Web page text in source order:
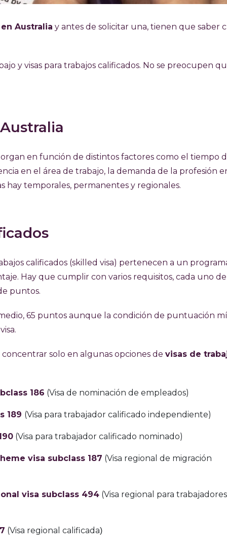
Australia y antes de solicitar una, tienen que saber
y visas para trabajos calificados. No se preocupen
en función de distintos factores como el tiempo
en el área de trabajo, la demanda de la profesión
hay temporales, permanentes y regionales.
calificados (skilled visa) pertenecen a un
Hay que cumplir con varios requisitos, cada uno
puntos.
65 puntos aunque la condición de puntuación
solo en algunas opciones de visas de
186 (Visa de nominación de empleados)
189 (Visa para trabajador calificado independiente)
(Visa para trabajador calificado nominado)
visa subclass 187 (Visa regional de migración
visa subclass 494 (Visa regional para trabajadores
(Visa regional calificada)